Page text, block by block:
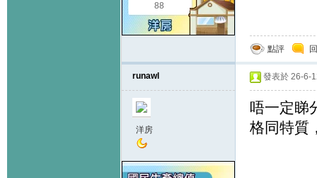
88
點評
runawl
洋房
發表於 26-6-
唔一定睇
格同特質